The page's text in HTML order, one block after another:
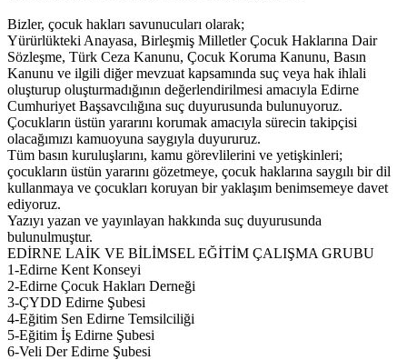
Bizler, çocuk hakları savunucuları olarak;
Yürürlükteki Anayasa, Birleşmiş Milletler Çocuk Haklarına Dair
Sözleşme, Türk Ceza Kanunu, Çocuk Koruma Kanunu, Basın
Kanunu ve ilgili diğer mevzuat kapsamında suç veya hak ihlali
oluşturup oluşturmadığının değerlendirilmesi amacıyla Edirne
Cumhuriyet Başsavcılığına suç duyurusunda bulunuyoruz.
Çocukların üstün yararını korumak amacıyla sürecin takipçisi
olacağımızı kamuoyuna saygıyla duyururuz.
Tüm basın kuruluşlarını, kamu görevlilerini ve yetişkinleri;
çocukların üstün yararını gözetmeye, çocuk haklarına saygılı bir dil
kullanmaya ve çocukları koruyan bir yaklaşım benimsemeye davet
ediyoruz.
Yazıyı yazan ve yayınlayan hakkında suç duyurusunda
bulunulmuştur.
EDİRNE LAİK VE BİLİMSEL EĞİTİM ÇALIŞMA GRUBU
1-Edirne Kent Konseyi
2-Edirne Çocuk Hakları Derneği
3-ÇYDD Edirne Şubesi
4-Eğitim Sen Edirne Temsilciliği
5-Eğitim İş Edirne Şubesi
6-Veli Der Edirne Şubesi